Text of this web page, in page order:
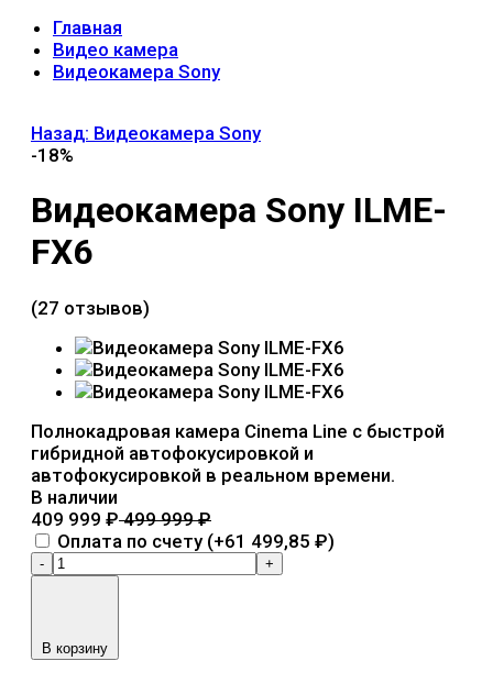
Главная
Видео камера
Видеокамера Sony
Назад: Видеокамера Sony
-18%
Видеокамера Sony ILME-
FX6
(27 отзывов)
Полнокадровая камера Cinema Line с быстрой
гибридной автофокусировкой и
автофокусировкой в реальном времени.
В наличии
409 999 ₽499 999₽
Оплата по счету (+61 499,85 ₽)
- +
В корзину